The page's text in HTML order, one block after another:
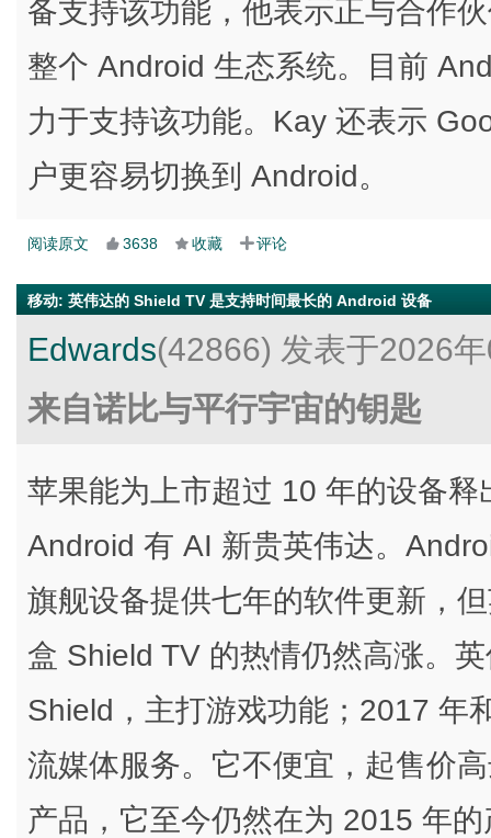
备支持该功能，他表示正与合作
整个 Android 生态系统。目前
力于支持该功能。Kay 还表示
户更容易切换到 Android。
阅读原文 3638 收藏 评论
移动: 英伟达的 Shield TV 是支持时间最长的 Android 设备
Edwards(42866) 发表于2026
来自诺比与平行宇宙的钥匙
苹果能为上市超过 10 年的设备
Android 有 AI 新贵英伟达。
旗舰设备提供七年的软件更新，
盒 Shield TV 的热情仍然高涨。
Shield，主打游戏功能；2017 年
流媒体服务。它不便宜，起售价
产品，它至今仍然在为 2015 年